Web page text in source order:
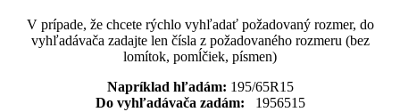
V prípade, že chcete rýchlo vyhľadať požadovaný rozmer, do
vyhľadávača zadajte len čísla z požadovaného rozmeru (bez
lomítok, pomĺčiek, písmen)
Napríklad hľadám: 195/65R15
Do vyhľadávača zadám: 1956515